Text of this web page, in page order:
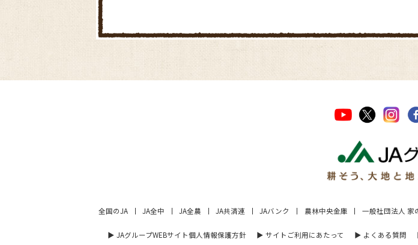
全国のJA JA全中 JA全農 JA共済連 JAバンク 農林中央金庫 一般社団法人 家
▶︎ JAグループWEBサイト個人情報保護方針 ▶︎ サイトご利用にあたって ▶︎ よくある質問